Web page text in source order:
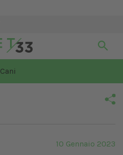
Cani
10 Gennaio 2023